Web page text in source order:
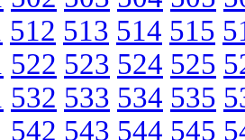
512 513 514 515
522 523 524 525
532 533 534 535
542 543 544 545